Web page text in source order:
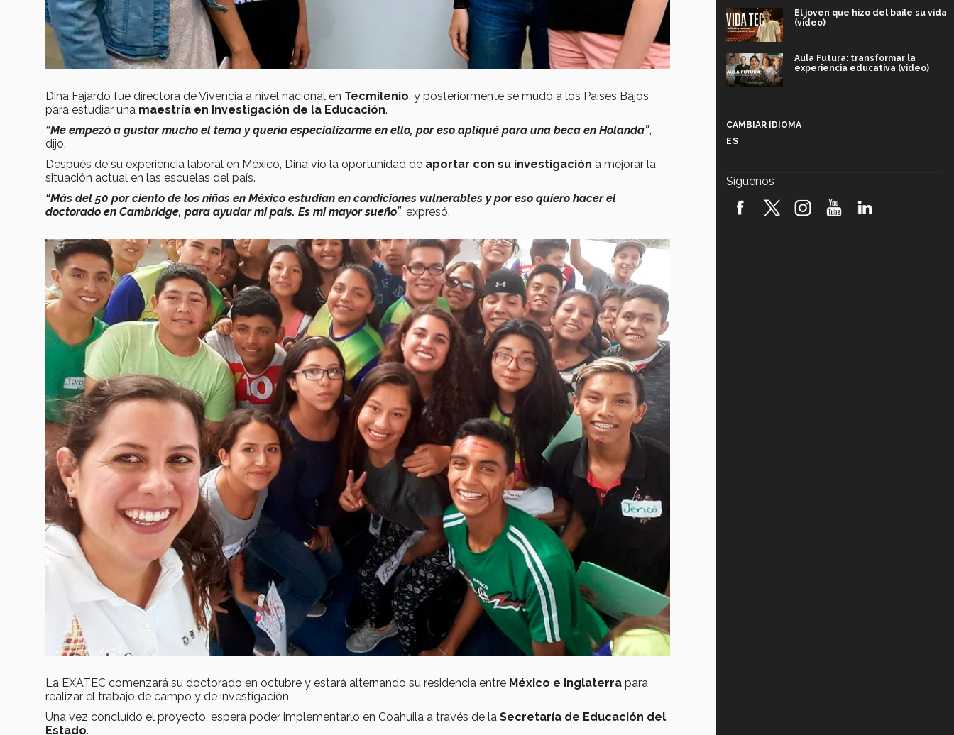
Dina Fajardo fue directora de Vivencia a nivel nacional en Tecmilenio, y posteriormente se mudó a los Países Bajos
para estudiar una maestría en Investigación de la Educación.
“Me empezó a gustar mucho el tema y quería especializarme en ello, por eso apliqué para una beca en Holanda”,
dijo.
Después de su experiencia laboral en México, Dina vio la oportunidad de aportar con su investigación a mejorar la
situación actual en las escuelas del país.
“Más del 50 por ciento de los niños en México estudian en condiciones vulnerables y por eso quiero hacer el
doctorado en Cambridge, para ayudar mi país. Es mi mayor sueño”, expresó.
La EXATEC comenzará su doctorado en octubre y estará alternando su residencia entre México e Inglaterra para
realizar el trabajo de campo y de investigación.
Una vez concluído el proyecto, espera poder implementarlo en Coahuila a través de la Secretaría de Educación del
Estado.
El joven que hizo del baile su vida
(video)
Aula Futura: transformar la
experiencia educativa (video)
robótica FIRST 2026! (video)
CAMBIAR IDIOMA
ES
Síguenos